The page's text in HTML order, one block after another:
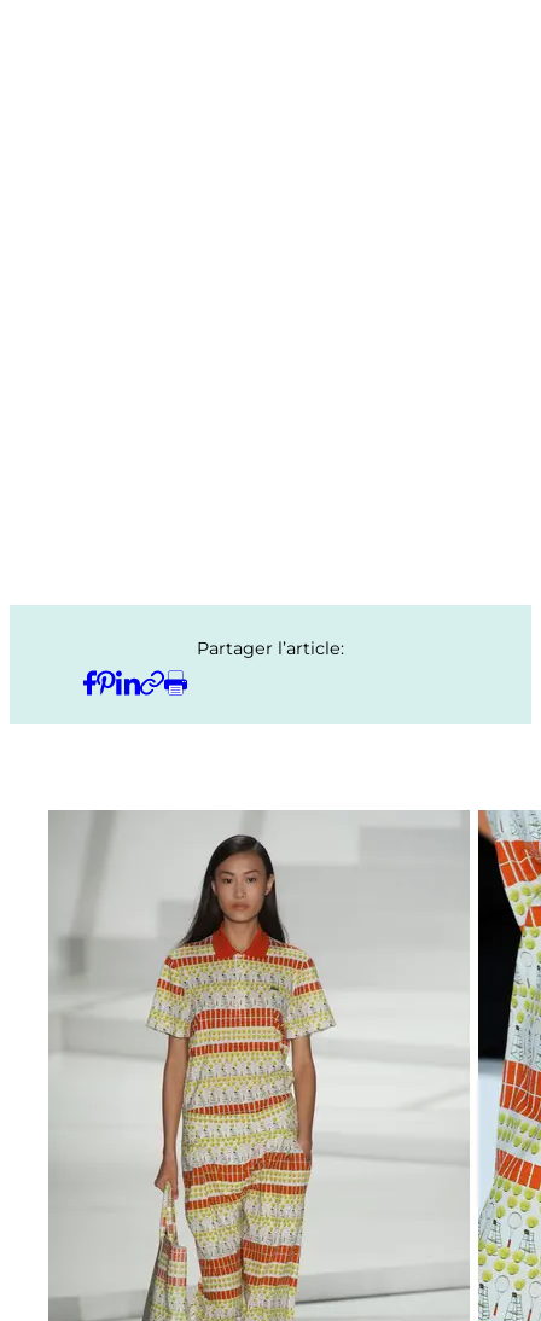
Partager l’article: